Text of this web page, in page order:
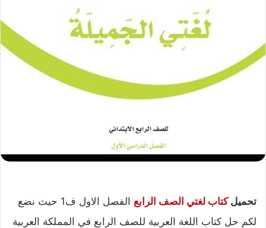
تحميلكتاب لغتي الصف الرابع
الفصل الاول ف1 حيث نضع
لكم حل كتاب اللغة العربية للصف الرابع في المملكة العربية